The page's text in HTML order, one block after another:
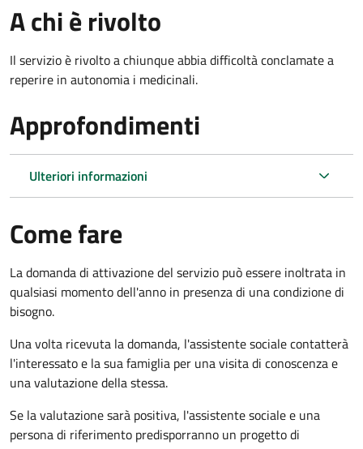
A chi è rivolto
Il servizio è rivolto a chiunque abbia difficoltà conclamate a
reperire in autonomia i medicinali.
Approfondimenti
Ulteriori informazioni
Come fare
La domanda di attivazione del servizio può essere inoltrata in
qualsiasi momento dell'anno in presenza di una condizione di
bisogno.
Una volta ricevuta la domanda, l'assistente sociale contatterà
l'interessato e la sua famiglia per una visita di conoscenza e
una valutazione della stessa.
Se la valutazione sarà positiva, l'assistente sociale e una
persona di riferimento predisporranno un progetto di